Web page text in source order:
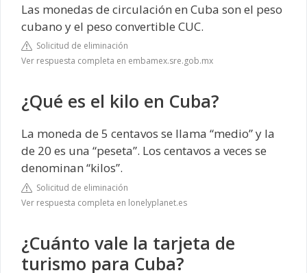
Las monedas de circulación en Cuba son el peso
cubano y el peso convertible CUC.
Solicitud de eliminación
Ver respuesta completa en embamex.sre.gob.mx
¿Qué es el kilo en Cuba?
La moneda de 5 centavos se llama “medio” y la
de 20 es una “peseta”. Los centavos a veces se
denominan “kilos”.
Solicitud de eliminación
Ver respuesta completa en lonelyplanet.es
¿Cuánto vale la tarjeta de
turismo para Cuba?